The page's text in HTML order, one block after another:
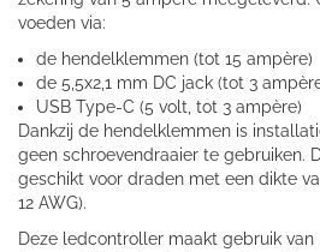
voeden via:
de hendelklemmen (tot 15 ampère)
de 5,5x2,1 mm DC jack (tot 3
USB Type-C (5 volt, tot 3 ampère)
Dankzij de hendelklemmen is
geen schroevendraaier te gebruiken.
geschikt voor draden met een dikte
12 AWG).
Deze ledcontroller maakt gebruik